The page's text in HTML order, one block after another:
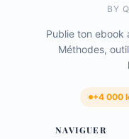
BY
Publie ton ebook
Méthodes,
+4 000
NAVIGUER